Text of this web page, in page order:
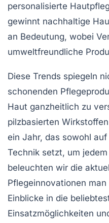
personalisierte
gewinnt nachhaltige
an Bedeutung, wobei
umweltfreundliche
Diese Trends spiegeln
schonenden
Haut ganzheitlich zu
pilzbasierten
ein Jahr, das sowohl
Technik setzt, um
beleuchten wir die
Pflegeinnovationen
Einblicke in die
Einsatzmöglichkeiten